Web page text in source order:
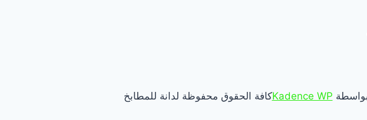
Kadence WPكافة الحقوق محفوظة لدانة للمطابخ